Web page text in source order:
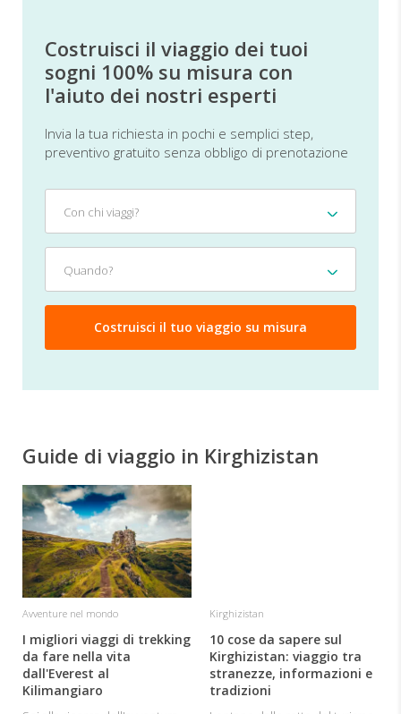
Costruisci il viaggio dei tuoi
sogni 100% su misura con
l'aiuto dei nostri esperti
Invia la tua richiesta in pochi e semplici step,
preventivo gratuito senza obbligo di prenotazione
viaggi?
Con chi viaggi?
Quando?
Guide di viaggio in Kirghizistan
Avventure nel mondo
I migliori viaggi di trekking
da fare nella vita
dall'Everest al
Kilimangiaro
Kirghizistan
10 cose da sapere sul
Kirghizistan: viaggio tra
stranezze, informazioni e
tradizioni